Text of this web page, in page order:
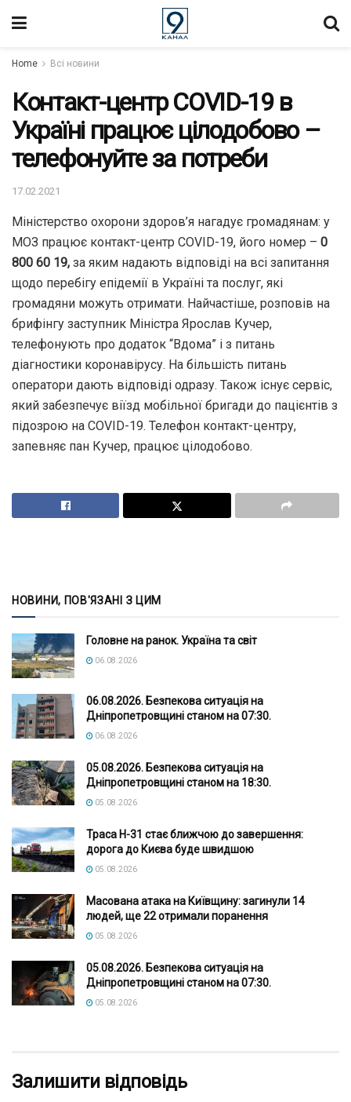
Home Всі новини
Контакт-центр COVID-19 в
Україні працює цілодобово –
телефонуйте за потреби
17.02.2021
Міністерство охорони здоров’я нагадує громадянам: у
МОЗ працює контакт-центр COVID-19, його номер – 0
800 60 19, за яким надають відповіді на всі запитання
щодо перебігу епідемії в Україні та послуг, які
громадяни можуть отримати. Найчастіше, розповів на
брифінгу заступник Міністра Ярослав Кучер,
телефонують про додаток “Вдома” і з питань
діагностики коронавірусу. На більшість питань
оператори дають відповіді одразу. Також існує сервіс,
який забезпечує віїзд мобільної бригади до пацієнтів з
підозрою на COVID-19. Телефон контакт-центру,
запевняє пан Кучер, працює цілодобово.
НОВИНИ, ПОВ'ЯЗАНІ З ЦИМ
Головне на ранок. Україна та світ
06.08.2026
06.08.2026. Безпекова ситуація на
Дніпропетровщині станом на 07:30.
06.08.2026
05.08.2026. Безпекова ситуація на
Дніпропетровщині станом на 18:30.
05.08.2026
Траса Н-31 стає ближчою до завершення:
дорога до Києва буде швидшою
05.08.2026
Масована атака на Київщину: загинули 14
людей, ще 22 отримали поранення
05.08.2026
05.08.2026. Безпекова ситуація на
Дніпропетровщині станом на 07:30.
05.08.2026
Залишити відповідь